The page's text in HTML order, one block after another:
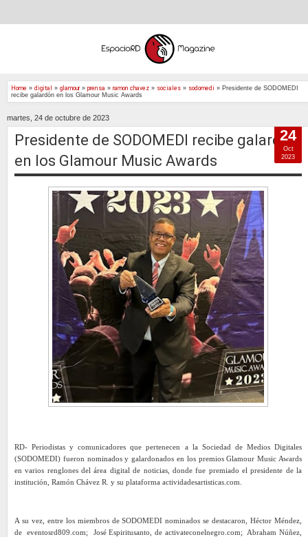
Home » digital » glamour» prensa » ramon chavez » sociales » sodomedi » Presidente de SODOMEDI
recibe galardón en los Glamour Music Awards
martes, 24 de octubre de 2023
Presidente de SODOMEDI recibe galardón
en los Glamour Music Awards
RD- Periodistas y comunicadores que pertenecen a la Sociedad de Medios Digitales
(SODOMEDI) fueron nominados y galardonados en los premios Glamour Music Awards
en varios renglones del área digital de noticias, donde fue premiado el presidente de la
institución, Ramón Chávez R. y su plataforma actividadesartisticas.com.
A su vez, entre los miembros de SODOMEDI nominados se destacaron, Héctor Méndez,
de eventosrd809.com; José Espiritusanto, de activateconelnegro.com; Abraham Núñez,
24
Oct
2023